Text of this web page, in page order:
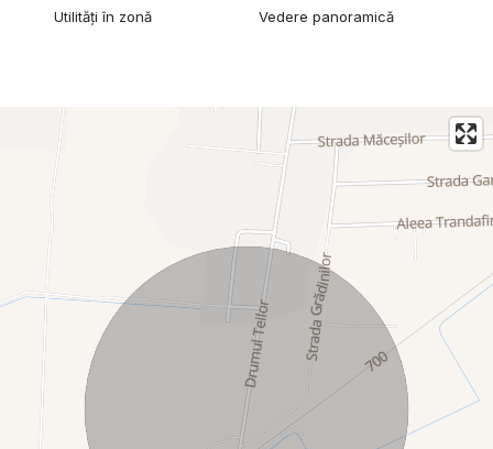
Utilități în zonă Vedere panoramică